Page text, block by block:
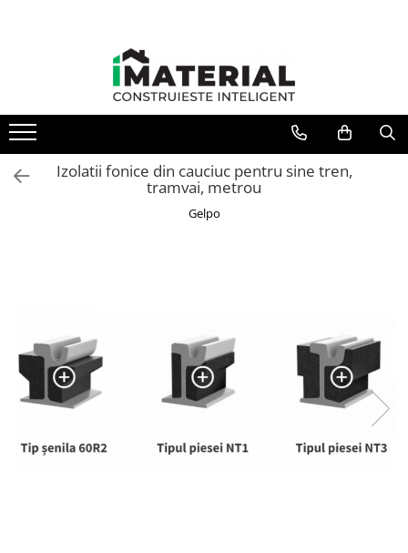
Toate Produsele
Fundație
Structură
Instalații
Interioare
Mansarda
Izolatii fonice din cauciuc pentru sine tren,
tramvai, metrou
Gelpo